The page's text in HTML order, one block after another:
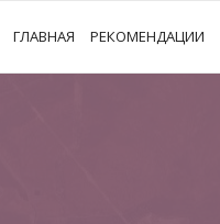
ГЛАВНАЯ РЕКОМЕНДАЦИИ